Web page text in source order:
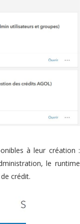
à leur création :
le runtime
crédit.